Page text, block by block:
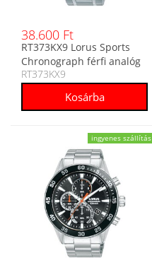
38.600 Ft
RT373KX9 Lorus Sports
Chronograph férfi analóg
karóra
RT373KX9
ingyenes szállítás